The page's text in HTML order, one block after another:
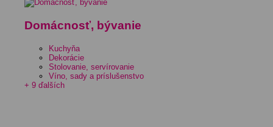
Domácnosť, bývanie
Kuchyňa
Dekorácie
Stolovanie, servírovanie
Víno, sady a príslušenstvo
+ 9 ďalších